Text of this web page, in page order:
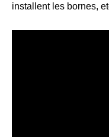
installent les bornes,